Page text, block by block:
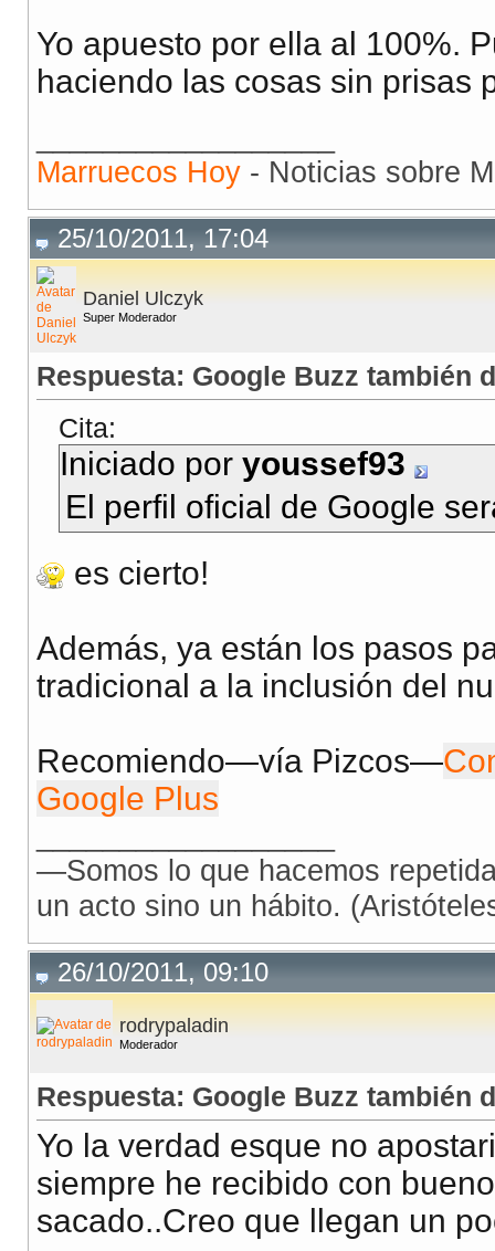
Yo apuesto por ella al 100%.
haciendo las cosas sin prisas
Marruecos Hoy - Noticias sobre
25/10/2011, 17:04
Daniel Ulczyk
Super Moderador
Respuesta: Google Buzz también
Cita:
Iniciado por youssef93
El perfil oficial de Google
es cierto!
Además, ya están los pasos
tradicional a la inclusión del
Recomiendo—vía Pizcos—
Google Plus
—Somos lo que hacemos
un acto sino un hábito.
26/10/2011, 09:10
rodrypaladin
Moderador
Respuesta: Google Buzz también
Yo la verdad esque no
siempre he recibido con
sacado..Creo que llegan un